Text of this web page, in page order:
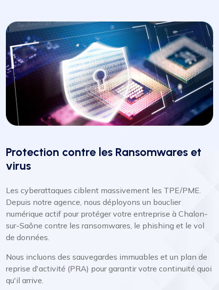
Protection contre les Ransomwares et
virus
Les cyberattaques ciblent massivement les TPE/PME.
Depuis notre agence, nous déployons un bouclier
numérique actif pour protéger votre entreprise à Chalon-
sur-Saône contre les ransomwares, le phishing et le vol
de données.
Nous incluons des sauvegardes immuables et un plan de
reprise d'activité (PRA) pour garantir votre continuité quoi
qu'il arrive.